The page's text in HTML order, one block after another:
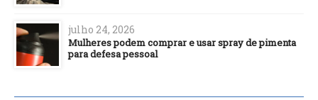
julho 24, 2026
Mulheres podem comprar e usar spray de pimenta
para defesa pessoal